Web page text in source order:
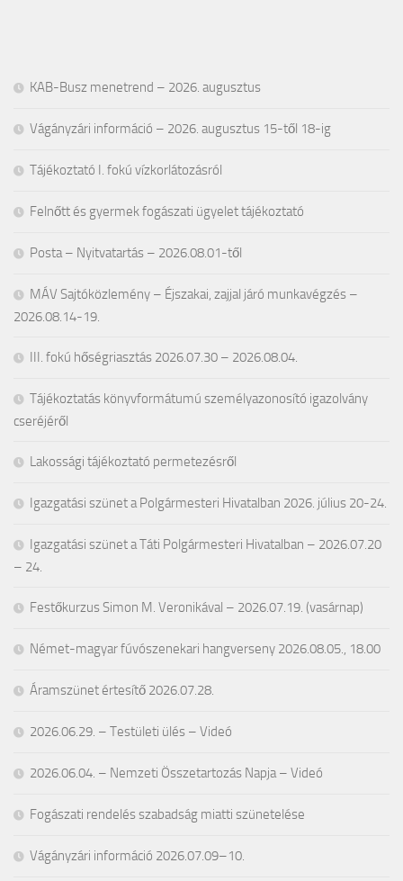
KAB-Busz menetrend – 2026. augusztus
Vágányzári információ – 2026. augusztus 15-től 18-ig
Tájékoztató I. fokú vízkorlátozásról
Felnőtt és gyermek fogászati ügyelet tájékoztató
Posta – Nyitvatartás – 2026.08.01-től
MÁV Sajtóközlemény – Éjszakai, zajjal járó munkavégzés –
2026.08.14-19.
III. fokú hőségriasztás 2026.07.30 – 2026.08.04.
Tájékoztatás könyvformátumú személyazonosító igazolvány
cseréjéről
Lakossági tájékoztató permetezésről
Igazgatási szünet a Polgármesteri Hivatalban 2026. július 20-24.
Igazgatási szünet a Táti Polgármesteri Hivatalban – 2026.07.20
– 24.
Festőkurzus Simon M. Veronikával – 2026.07.19. (vasárnap)
Német-magyar fúvószenekari hangverseny 2026.08.05., 18.00
Áramszünet értesítő 2026.07.28.
2026.06.29. – Testületi ülés – Videó
2026.06.04. – Nemzeti Összetartozás Napja – Videó
Fogászati rendelés szabadság miatti szünetelése
Vágányzári információ 2026.07.09–10.